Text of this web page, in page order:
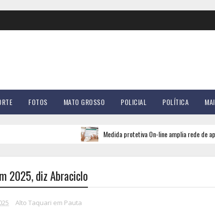
FOTOS MATO GROSSO POLICIAL POLÍTICA
Medida protetiva On-line amplia rede de apoio e
2025, diz Abraciclo
Alto Taquari em Pauta